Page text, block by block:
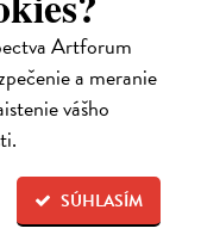
Artforum
a meranie
vášho
SÚHLASÍM